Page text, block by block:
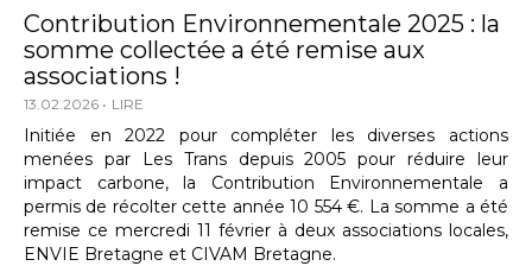
Contribution Environnementale 2025 : la
somme collectée a été remise aux
associations !
13.02.2026 LIRE
Initiée en 2022 pour compléter les diverses actions
menées par Les Trans depuis 2005 pour réduire leur
impact carbone, la Contribution Environnementale a
permis de récolter cette année 10 554 €. La somme a été
remise ce mercredi 11 février à deux associations locales,
ENVIE Bretagne et CIVAM Bretagne.